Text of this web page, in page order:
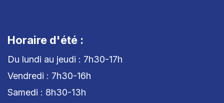
Horaire d'été :
Du lundi au jeudi : 7h30-17h
Vendredi : 7h30-16h
Samedi : 8h30-13h